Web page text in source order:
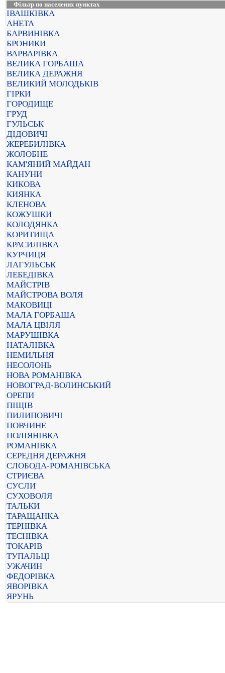
Фільтр по населених пунктах
ІВАШКІВКА
АНЕТА
БАРВИНІВКА
БРОНИКИ
ВАРВАРІВКА
ВЕЛИКА ГОРБАША
ВЕЛИКА ДЕРАЖНЯ
ВЕЛИКИЙ МОЛОДЬКІВ
ГІРКИ
ГОРОДИЩЕ
ГРУД
ГУЛЬСЬК
ДІДОВИЧІ
ЖЕРЕБИЛІВКА
ЖОЛОБНЕ
КАМ'ЯНИЙ МАЙДАН
КАНУНИ
КИКОВА
КИЯНКА
КЛЕНОВА
КОЖУШКИ
КОЛОДЯНКА
КОРИТИЩА
КРАСИЛІВКА
КУРЧИЦЯ
ЛАГУЛЬСЬК
ЛЕБЕДІВКА
МАЙСТРІВ
МАЙСТРОВА ВОЛЯ
МАКОВИЦІ
МАЛА ГОРБАША
МАЛА ЦВІЛЯ
МАРУШІВКА
НАТАЛІВКА
НЕМИЛЬНЯ
НЕСОЛОНЬ
НОВА РОМАНІВКА
НОВОГРАД-ВОЛИНСЬКИЙ
ОРЕПИ
ПІЩІВ
ПИЛИПОВИЧІ
ПОВЧИНЕ
ПОЛІЯНІВКА
РОМАНІВКА
СЕРЕДНЯ ДЕРАЖНЯ
СЛОБОДА-РОМАНІВСЬКА
СТРИЄВА
СУСЛИ
СУХОВОЛЯ
ТАЛЬКИ
ТАРАЩАНКА
ТЕРНІВКА
ТЕСНІВКА
ТОКАРІВ
ТУПАЛЬЦІ
УЖАЧИН
ФЕДОРІВКА
ЯВОРІВКА
ЯРУНЬ